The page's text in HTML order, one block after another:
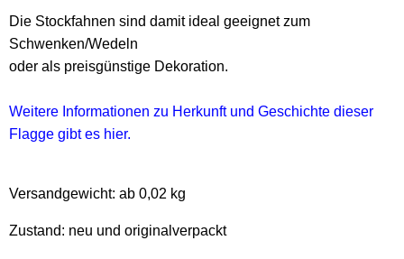
Die Stockfahnen sind damit ideal geeignet zum
Schwenken/Wedeln
oder als preisgünstige Dekoration.
Weitere Informationen zu Herkunft und Geschichte dieser
Flagge gibt es hier.
Versandgewicht: ab 0,02 kg
Zustand: neu und originalverpackt